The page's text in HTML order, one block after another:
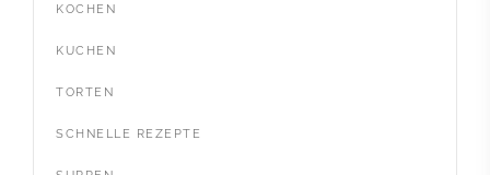
KOCHEN
KUCHEN
TORTEN
SCHNELLE REZEPTE